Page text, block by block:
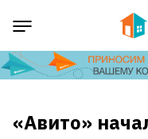
«Авито»